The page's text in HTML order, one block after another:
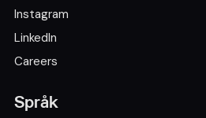
Instagram
LinkedIn
Careers
Språk